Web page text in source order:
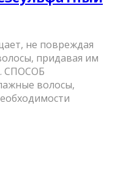
не повреждая
придавая им
СПОСОБ
волосы,